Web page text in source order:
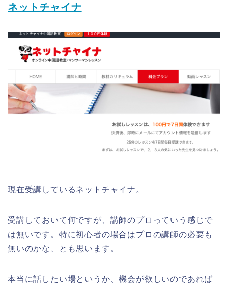
ネットチャイナ
現在受講しているネットチャイナ。
受講しておいて何ですが、講師のプロっていう感じで
は無いです。特に初心者の場合はプロの講師の必要も
無いのかな、とも思います。
本当に話したい場というか、機会が欲しいのであれば